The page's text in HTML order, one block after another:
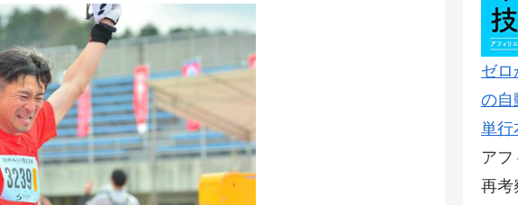
ゼロ
の自
単行
アフ
再考